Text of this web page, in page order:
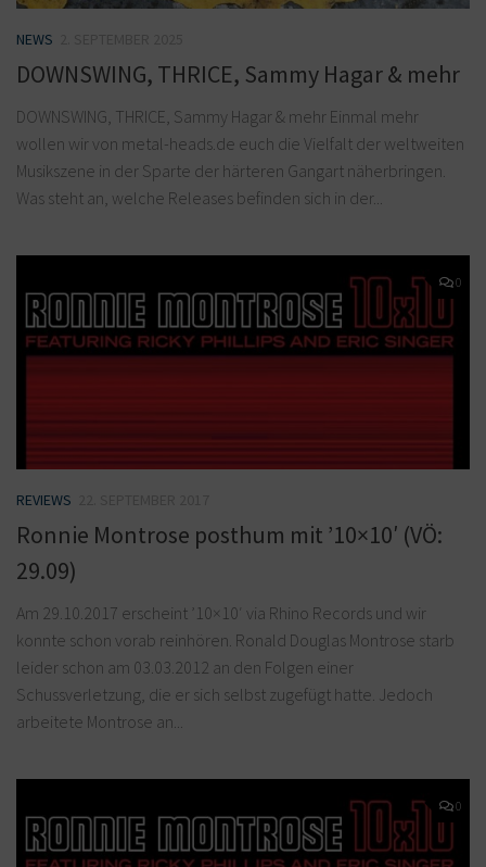
NEWS
DOWNSWING, THRICE, Sammy Hagar & mehr
DOWNSWING, THRICE, Sammy Hagar & mehr Einmal mehr
wollen wir von metal-heads.de euch die Vielfalt der weltweiten
Musikszene in der Sparte der härteren Gangart näherbringen.
Was steht an, welche Releases befinden sich in der...
0
REVIEWS
Ronnie Montrose posthum mit ’10×10′ (VÖ:
29.09)
Am 29.10.2017 erscheint ’10×10′ via Rhino Records und wir
konnte schon vorab reinhören. Ronald Douglas Montrose starb
leider schon am 03.03.2012 an den Folgen einer
Schussverletzung, die er sich selbst zugefügt hatte. Jedoch
arbeitete Montrose an...
0